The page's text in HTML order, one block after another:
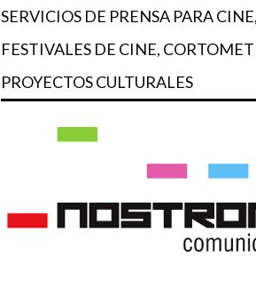
SERVICIOS DE PRENSA PARA
FESTIVALES DE CINE,
PROYECTOS CULTURALES